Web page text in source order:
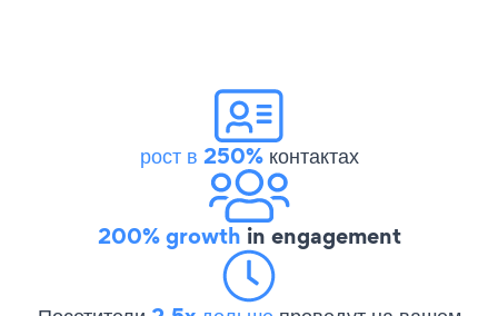
рост в 250%контактах
200% growth in engagement